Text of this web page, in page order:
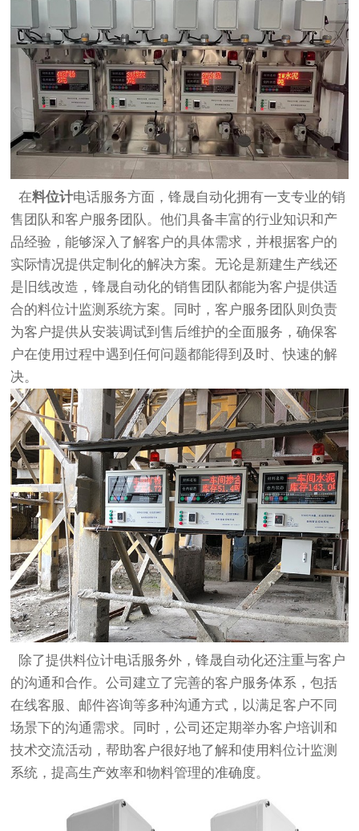
在料位计电话服务方面，锋晟自动化拥有一支专业的销
售团队和客户服务团队。他们具备丰富的行业知识和产
品经验，能够深入了解客户的具体需求，并根据客户的
实际情况提供定制化的解决方案。无论是新建生产线还
是旧线改造，锋晟自动化的销售团队都能为客户提供适
合的料位计监测系统方案。同时，客户服务团队则负责
为客户提供从安装调试到售后维护的全面服务，确保客
户在使用过程中遇到任何问题都能得到及时、快速的解
决。
除了提供料位计电话服务外，锋晟自动化还注重与客户
的沟通和合作。公司建立了完善的客户服务体系，包括
在线客服、邮件咨询等多种沟通方式，以满足客户不同
场景下的沟通需求。同时，公司还定期举办客户培训和
技术交流活动，帮助客户很好地了解和使用料位计监测
系统，提高生产效率和物料管理的准确度。